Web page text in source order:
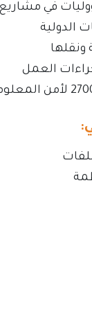
في
الدولية
العمل